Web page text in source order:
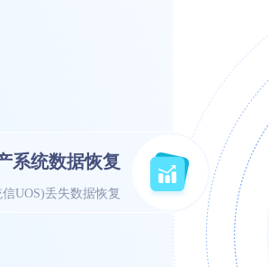
系统数据恢复
UOS)丢失数据恢复